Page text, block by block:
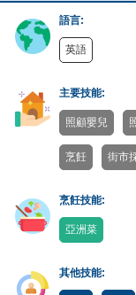
語言:
英語
主要技能:
照顧嬰兒
烹飪 街市
烹飪技能:
亞洲菜
其他技能: